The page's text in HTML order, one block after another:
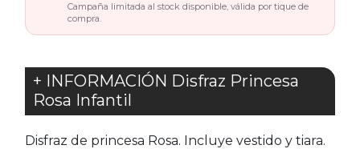
Campaña limitada al stock disponible, válida por tique de
compra.
+ INFORMACIÓN Disfraz Princesa
Rosa Infantil
Disfraz de princesa Rosa. Incluye vestido y tiara.